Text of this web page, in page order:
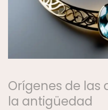
Orígenes de las
la antigüedad